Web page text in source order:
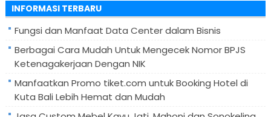
INFORMASI TERBARU
Fungsi dan Manfaat Data Center dalam Bisnis
Berbagai Cara Mudah Untuk Mengecek Nomor BPJS
Ketenagakerjaan Dengan NIK
Manfaatkan Promo tiket.com untuk Booking Hotel di
Kuta Bali Lebih Hemat dan Mudah